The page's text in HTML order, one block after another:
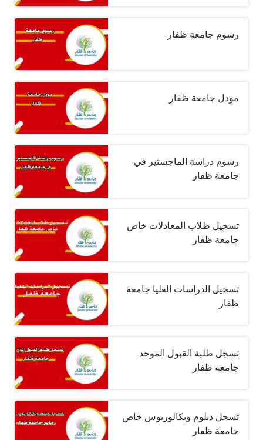
رسوم جامعة ظفار
مودل جامعة ظفار
رسوم دراسة الماجستير في
جامعة ظفار
تسجيل طلاب المعادلات خاص
جامعة ظفار
تسجيل الدراسات العليا جامعة
ظفار
تسجل طلبة القبول الموحد
جامعة ظفار
تسجل دبلوم وبكالوريوس خاص
جامعة ظفار